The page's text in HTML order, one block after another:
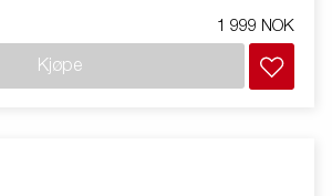
1 999 NOK
Kjøpe